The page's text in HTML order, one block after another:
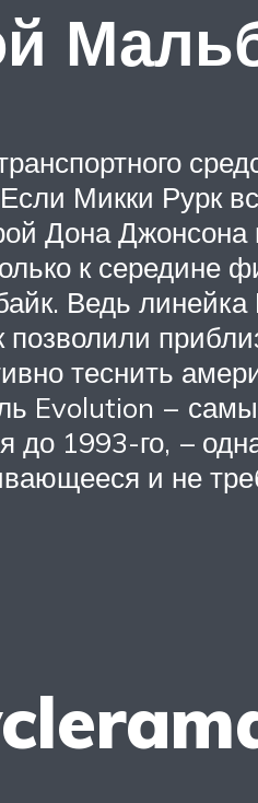
Микки Рурк
Дона
к середине
Ведь линейка
теснить
Evolution –
до 1993-го, –
и не